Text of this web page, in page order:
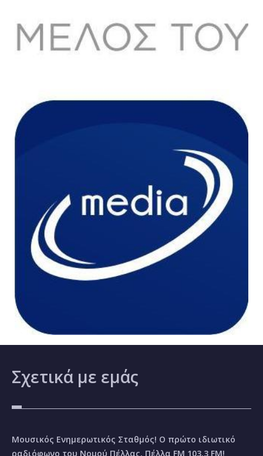
Σχετικά με εμάς
Μουσικός Ενημερωτικός Σταθμός! Ο πρώτο ιδιωτικό
ραδιόφωνο του Νομού Πέλλας, Πέλλα FM 103.3 FM!